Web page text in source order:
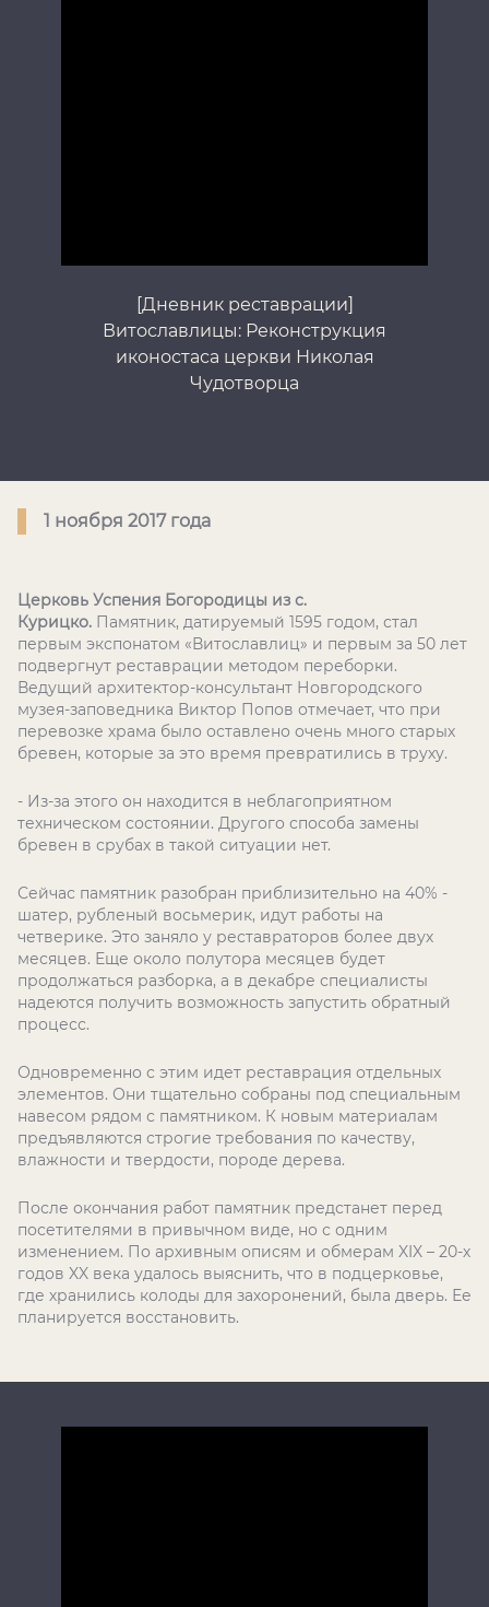
[Дневник реставрации]
Витославлицы: Реконструкция
иконостаса церкви Николая
Чудотворца
1 ноября 2017 года
Церковь Успения Богородицы из с.
Курицко. Памятник, датируемый 1595 годом, стал
первым экспонатом «Витославлиц» и первым за 50 лет
подвергнут реставрации методом переборки.
Ведущий архитектор-консультант Новгородского
музея-заповедника Виктор Попов отмечает, что при
перевозке храма было оставлено очень много старых
бревен, которые за это время превратились в труху.
- Из-за этого он находится в неблагоприятном
техническом состоянии. Другого способа замены
бревен в срубах в такой ситуации нет.
Сейчас памятник разобран приблизительно на 40% -
шатер, рубленый восьмерик, идут работы на
четверике. Это заняло у реставраторов более двух
месяцев. Еще около полутора месяцев будет
продолжаться разборка, а в декабре специалисты
надеются получить возможность запустить обратный
процесс.
Одновременно с этим идет реставрация отдельных
элементов. Они тщательно собраны под специальным
навесом рядом с памятником. К новым материалам
предъявляются строгие требования по качеству,
влажности и твердости, породе дерева.
После окончания работ памятник предстанет перед
посетителями в привычном виде, но с одним
изменением. По архивным описям и обмерам XIX – 20-х
годов XX века удалось выяснить, что в подцерковье,
где хранились колоды для захоронений, была дверь. Ее
планируется восстановить.